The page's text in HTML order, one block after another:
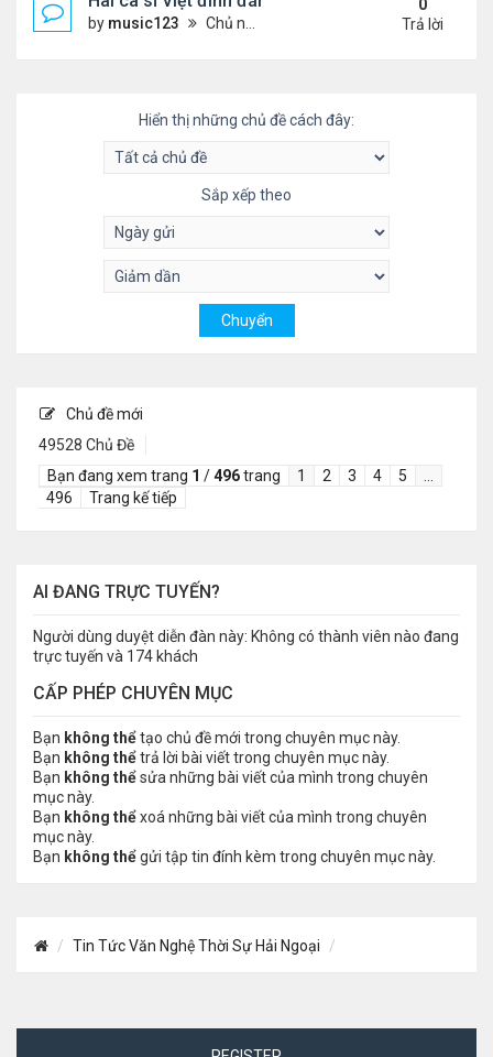
by music123 Chủ nhật Tháng 7 26, 2026 2:51 pm
0
Trả lời
Hiển thị những chủ đề cách đây:
Sắp xếp theo
Chủ đề mới
49528 Chủ Đề
Bạn đang xem trang 1 /496trang 1 2 3 4 5
496
Trang kế tiếp
AI ĐANG TRỰC TUYẾN?
Người dùng duyệt diễn đàn này: Không có thành viên nào đang
trực tuyến và 174 khách
CẤP PHÉP CHUYÊN MỤC
Bạn không thểtạo chủ đề mới trong chuyên mục này.
Bạn không thểtrả lời bài viết trong chuyên mục này.
Bạn không thểsửa những bài viết của mình trong chuyên
mục này.
Bạn không thểxoá những bài viết của mình trong chuyên
mục này.
Bạn không thểgửi tập tin đính kèm trong chuyên mục này.
Tin Tức Văn Nghệ Thời Sự Hải Ngoại